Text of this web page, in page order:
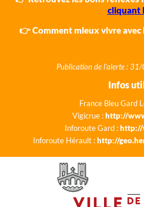
cliquant
👉 Comment mieux vivre avec
Publication de l'alerte :
Infos
France Bleu Gard
Vigicrue :http://
Inforoute Gard :http://
Inforoute Hérault :http://